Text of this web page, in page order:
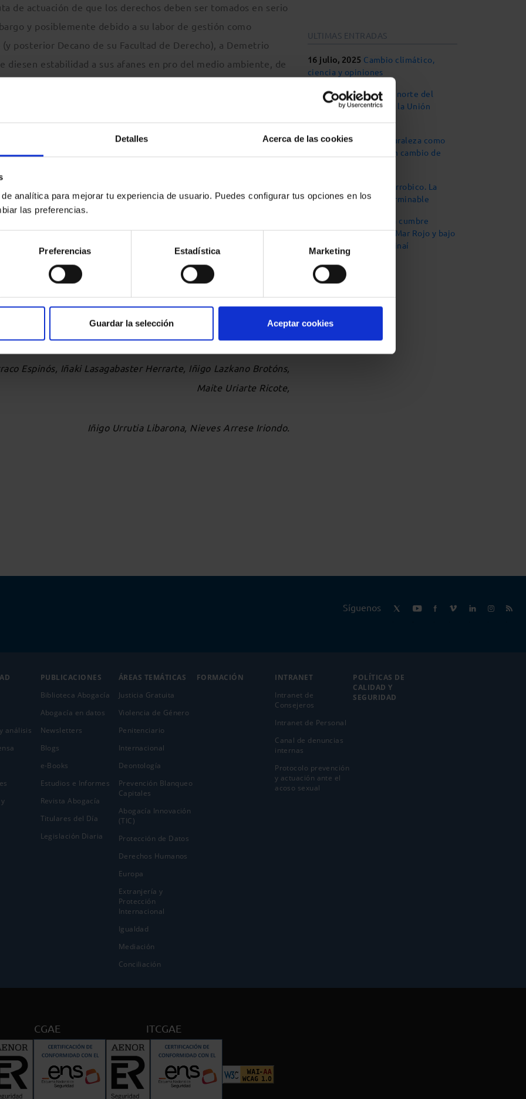
Detalles Acerca de las cookies
analítica para mejorar tu experiencia de usuario. Puedes configurar tus opciones en los
las preferencias.
Preferencias Estadística Marketing
Guardar la selección Aceptar cookies
de actuación de que los derechos deben ser tomados en serio
y posiblemente debido a su labor de gestión como
posterior Decano de su Facultad de Derecho), a Demetrio
diesen estabilidad a sus afanes en pro del medio ambiente, de
pudiesen ser conocidos, bien a través de la docencia en la
que, como la contaminación, tampoco conoce
abriéndose a todos aquellos que, desde diferentes
y por el legítimo debate sobre las normas que regulan
sin tener voz, como por desgracia se pone de manifiesto
en algunas resoluciones judiciales. Por ello Demetrio
Internacional de Arbitraje y Conciliación Ambiental”
acercamiento de posiciones encontradas, todo ello en pro de
los que tuvimos la oportunidad de conocerle y de compartir
trabajo (y de compromiso), que Demetrio se haya escapado a
puede animar a seguir el camino que transitó porque, como
en paz.
Espinós, Iñaki Lasagabaster Herrarte, Iñigo Lazkano Brotóns,
Maite Uriarte Ricote,
Iñigo Urrutia Libarona, Nieves Arrese Iriondo.
ULTIMAS ENTRADAS
16 julio, 2025 Cambio climático,
ciencia y opiniones
4 abril, 2025El lobo al norte del
Duero y el Derecho de la Unión
29 enero, 2024
La naturaleza como
sujeto de derechos: Un cambio de
El Algarrobico. La
historia (judicial) interminable
La cumbre
climática al borde del Mar Rojo y bajo
la sombra del Monte Sinaí
Síguenos
análisis
PUBLICACIONES
Biblioteca Abogacía
Abogacía en datos
Newsletters
Blogs
e-Books
Estudios e Informes
Revista Abogacía
Titulares del Día
Legislación Diaria
ÁREAS TEMÁTICAS
Justicia Gratuita
Violencia de Género
Penitenciario
Internacional
Deontología
Prevención Blanqueo
Capitales
Abogacía Innovación
(TIC)
Protección de Datos
Derechos Humanos
Europa
Extranjería y
Protección
Internacional
Igualdad
Mediación
Conciliación
FORMACIÓN
INTRANET
Intranet de
Consejeros
Intranet de Personal
Canal de denuncias
internas
Protocolo prevención
y actuación ante el
acoso sexual
POLÍTICAS DE
CALIDAD Y
SEGURIDAD
CGAE ITCGAE